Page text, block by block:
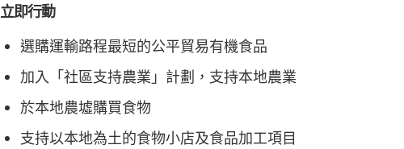
立即行動
選購運輸路程最短的公平貿易有機食品
加入「社區支持農業」計劃，支持本地農業
於本地農墟購買食物
支持以本地為土的食物小店及食品加工項目